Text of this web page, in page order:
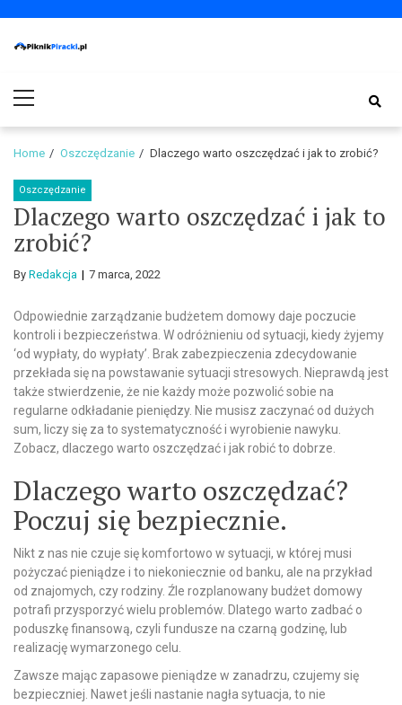
navigation
content
Menu
Home Oszczędzanie Dlaczego warto oszczędzać i jak to zrobić?
Oszczędzanie
Dlaczego warto oszczędzać i jak to
zrobić?
By Redakcja 7 marca, 2022
Odpowiednie zarządzanie budżetem domowy daje poczucie
kontroli i bezpieczeństwa. W odróżnieniu od sytuacji, kiedy żyjemy
‘od wypłaty, do wypłaty’. Brak zabezpieczenia zdecydowanie
przekłada się na powstawanie sytuacji stresowych. Nieprawdą jest
także stwierdzenie, że nie każdy może pozwolić sobie na
regularne odkładanie pieniędzy. Nie musisz zaczynać od dużych
sum, liczy się za to systematyczność i wyrobienie nawyku.
Zobacz, dlaczego warto oszczędzać i jak robić to dobrze.
Dlaczego warto oszczędzać?
Poczuj się bezpiecznie.
Nikt z nas nie czuje się komfortowo w sytuacji, w której musi
pożyczać pieniądze i to niekoniecznie od banku, ale na przykład
od znajomych, czy rodziny. Źle rozplanowany budżet domowy
potrafi przysporzyć wielu problemów. Dlatego warto zadbać o
poduszkę finansową, czyli fundusze na czarną godzinę, lub
realizację wymarzonego celu.
Zawsze mając zapasowe pieniądze w zanadrzu, czujemy się
bezpieczniej. Nawet jeśli nastanie nagła sytuacja, to nie